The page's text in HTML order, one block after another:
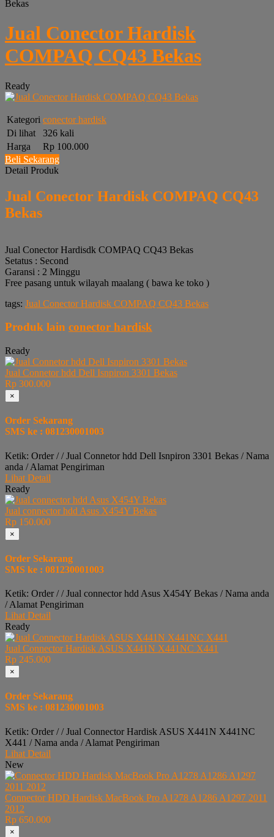
Bekas
Jual Conector Hardisk
COMPAQ CQ43 Bekas
Ready
Kategori conector hardisk
Di lihat
326 kali
Harga
Rp 100.000
Beli Sekarang
Detail Produk
Jual Conector Hardisk COMPAQ CQ43
Bekas
Jual Conector Hardisdk COMPAQ CQ43 Bekas
Setatus : Second
Garansi : 2 Minggu
Free pasang untuk wilayah maalang ( bawa ke toko )
tags: Jual Conector Hardisk COMPAQ CQ43 Bekas
Produk lain conector hardisk
Ready
Jual Connetor hdd Dell Isnpiron 3301 Bekas
Rp 300.000
×
Order Sekarang
SMS ke : 081230001003
Ketik: Order / / Jual Connetor hdd Dell Isnpiron 3301 Bekas / Nama
anda / Alamat Pengiriman
Lihat Detail
Ready
Jual connector hdd Asus X454Y Bekas
Rp 150.000
×
Order Sekarang
SMS ke : 081230001003
Ketik: Order / / Jual connector hdd Asus X454Y Bekas / Nama anda
/ Alamat Pengiriman
Lihat Detail
Ready
Jual Connector Hardisk ASUS X441N X441NC X441
Rp 245.000
×
Order Sekarang
SMS ke : 081230001003
Ketik: Order / / Jual Connector Hardisk ASUS X441N X441NC
X441 / Nama anda / Alamat Pengiriman
Lihat Detail
New
Connector HDD Hardisk MacBook Pro A1278 A1286 A1297 2011
2012
Rp 650.000
×